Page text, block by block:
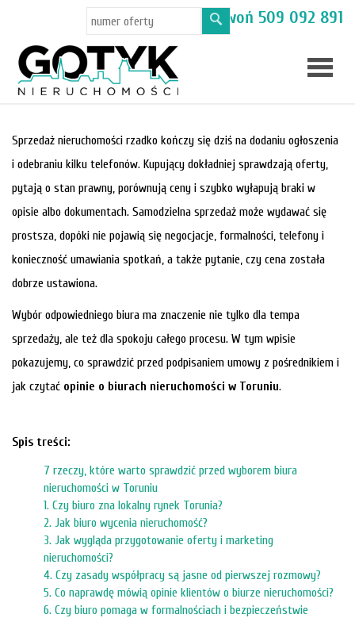
Masz pytania? Zadzwoń 509 092 891
Toruń
Oferty
Sprzedaż nieruchomości rzadko kończy się dziś na dodaniu ogłoszenia
i odebraniu kilku telefonów. Kupujący dokładniej sprawdzają oferty,
pytają o stan prawny, porównują ceny i szybko wyłapują braki w
opisie albo dokumentach. Samodzielna sprzedaż może wydawać się
prostsza, dopóki nie pojawią się negocjacje, formalności, telefony i
konieczność umawiania spotkań, a także pytanie, czy cena została
dobrze ustawiona.
Wybór odpowiedniego biura ma znaczenie nie tylko dla tempa
sprzedaży, ale też dla spokoju całego procesu. W tym wpisie
pokazujemy, co sprawdzić przed podpisaniem umowy z pośrednikiem i
jak czytać opinie o biurach nieruchomości w Toruniu.
Spis treści:
7 rzeczy, które warto sprawdzić przed wyborem biura
nieruchomości w Toruniu
1. Czy biuro zna lokalny rynek Torunia?
2. Jak biuro wycenia nieruchomość?
3. Jak wygląda przygotowanie oferty i marketing
nieruchomości?
4. Czy zasady współpracy są jasne od pierwszej rozmowy?
5. Co naprawdę mówią opinie klientów o biurze nieruchomości?
6. Czy biuro pomaga w formalnościach i bezpieczeństwie